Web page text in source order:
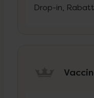
Drop-in,